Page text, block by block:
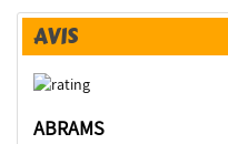
AVIS
ABRAMS